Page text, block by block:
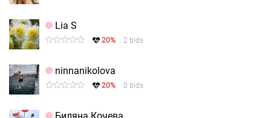
Lia S
20% 2 bids
ninnanikolova
20% 0 bids